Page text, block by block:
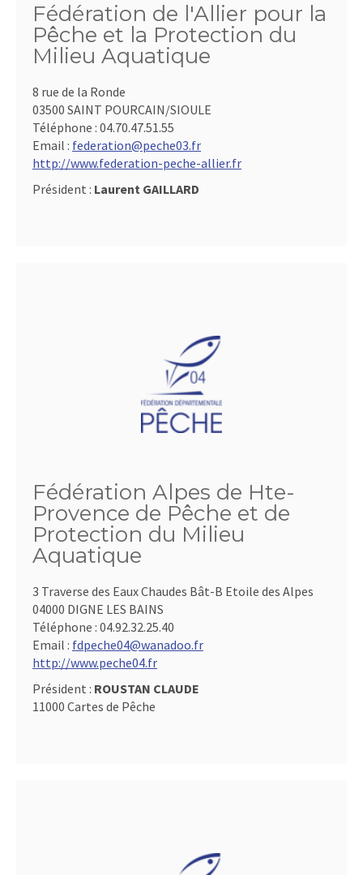
Fédération de l'Allier pour la
Pêche et la Protection du
Milieu Aquatique
8 rue de la Ronde
03500 SAINT POURCAIN/SIOULE
Téléphone : 04.70.47.51.55
Email : federation@peche03.fr
http://www.federation-peche-allier.fr
Président : Laurent GAILLARD
Fédération Alpes de Hte-
Provence de Pêche et de
Protection du Milieu
Aquatique
3 Traverse des Eaux Chaudes Bât-B Etoile des Alpes
04000 DIGNE LES BAINS
Téléphone : 04.92.32.25.40
Email : fdpeche04@wanadoo.fr
http://www.peche04.fr
Président : ROUSTAN CLAUDE
11000 Cartes de Pêche